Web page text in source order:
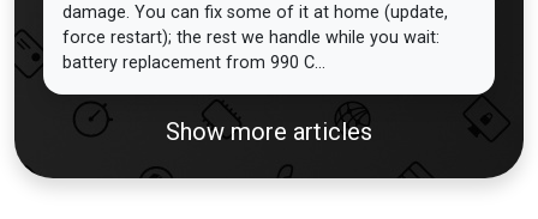
damage. You can fix some of it at home (update,
force restart); the rest we handle while you wait:
battery replacement from 990 C...
Show more articles